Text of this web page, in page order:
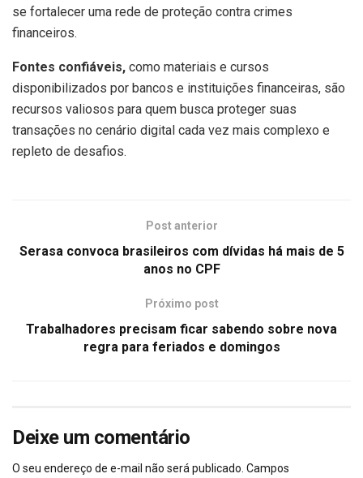
se fortalecer uma rede de proteção contra crimes
financeiros.
Fontes confiáveis, como materiais e cursos
disponibilizados por bancos e instituições financeiras, são
recursos valiosos para quem busca proteger suas
transações no cenário digital cada vez mais complexo e
repleto de desafios.
Post anterior
Serasa convoca brasileiros com dívidas há mais de 5
anos no CPF
Próximo post
Trabalhadores precisam ficar sabendo sobre nova
regra para feriados e domingos
Deixe um comentário
O seu endereço de e-mail não será publicado. Campos